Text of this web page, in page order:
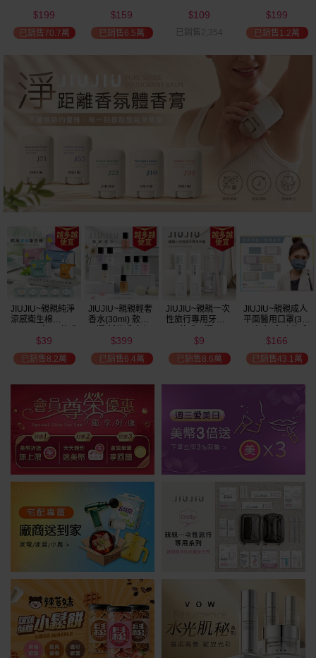
加碼送
折
選 全新包裝
$199
已銷售70.7萬
$159
已銷售6.5萬
(600ml)
$109
已銷售2,354
$199
已銷售1.2萬
JIUJIU~親親純淨
涼感衛生棉
$39
已銷售8.2萬
JIUJIU~親親輕奢
香水(30ml) 款式
市/平替香水/大牌
香水/大牌平替
$399
已銷售6.4萬
JIUJIU~親親一次
性旅行專用牙刷(1
$9
已銷售8.6萬
JIUJIU~親親成人
平面醫用口罩(30
可選 MD雙鋼印
$166
已銷售43.1萬